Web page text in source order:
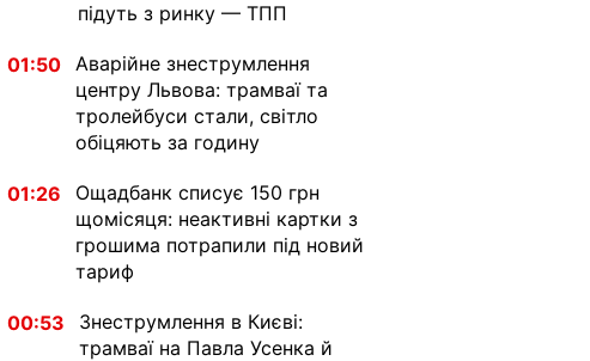
підуть з ринку — ТПП
01:50 Аварійне знеструмлення
центру Львова: трамваї та
тролейбуси стали, світло
обіцяють за годину
01:26
Ощадбанк списує 150 грн
щомісяця: неактивні картки з
грошима потрапили під новий
тариф
00:53
Знеструмлення в Києві:
трамваї на Павла Усенка й